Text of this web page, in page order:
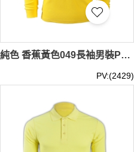
純色 香蕉黃色049長袖男裝Polo恤 1AD01 供應訂購純色長袖polo恤 純棉透氣polo恤 polo恤香港製造 Polo恤價格
PV:(2429)